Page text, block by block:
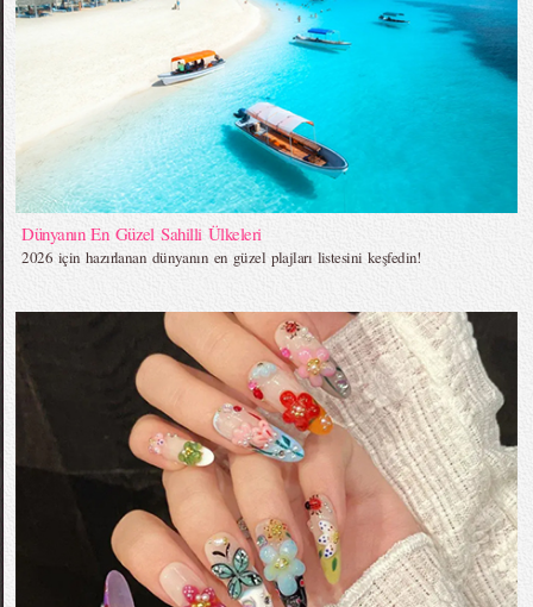
Dünyanın En Güzel Sahilli Ülkeleri
2026 için hazırlanan dünyanın en güzel plajları listesini keşfedin!